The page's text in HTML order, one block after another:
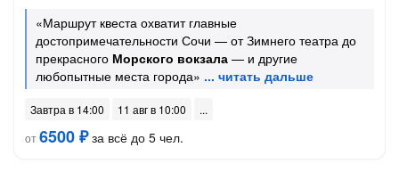
«Маршрут квеста охватит главные
достопримечательности Сочи — от Зимнего театра до
прекрасного Морского вокзала — и другие
любопытные места города»
Завтра в 14:00
11 авг в 10:00
от6500 ₽за всё до 5 чел.